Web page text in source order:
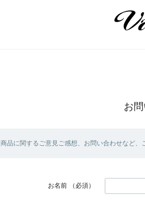
お
商品に関するご意見ご感想、お問い合わせなど、
お名前 （必須）